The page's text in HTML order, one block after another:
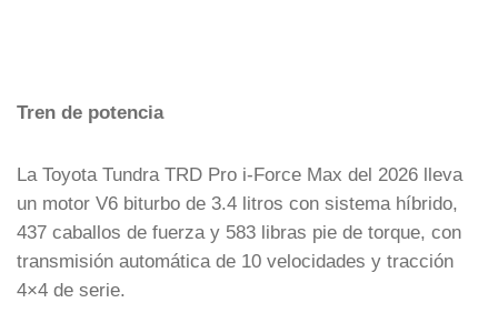
Tren de potencia
La Toyota Tundra TRD Pro i-Force Max del 2026 lleva
un motor V6 biturbo de 3.4 litros con sistema híbrido,
437 caballos de fuerza y 583 libras pie de torque, con
transmisión automática de 10 velocidades y tracción
4×4 de serie.